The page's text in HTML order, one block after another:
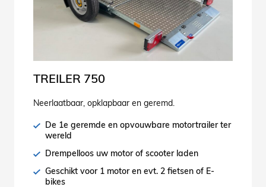
TREILER 750
Neerlaatbaar, opklapbaar en geremd.
De 1e geremde en opvouwbare motortrailer ter
wereld
Drempelloos uw motor of scooter laden
Geschikt voor 1 motor en evt. 2 fietsen of E-
bikes